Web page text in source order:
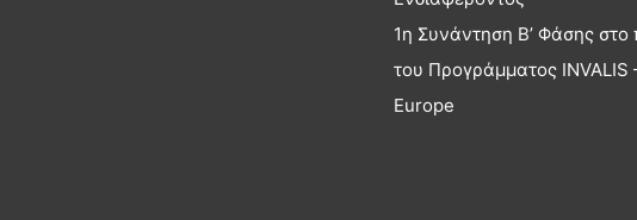
1η Συνάντηση Β’ Φάσης στο
του Προγράμματος INVALIS
Europe